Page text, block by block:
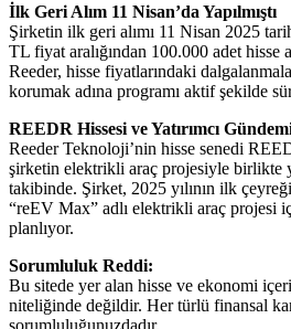
İlk Geri Alım 11 Nisan’da Yapılmıştı
Şirketin ilk geri alımı 11 Nisan 2025
TL fiyat aralığından 100.000 adet hisse
Reeder, hisse fiyatlarındaki
korumak adına programı aktif şekilde
REEDR Hissesi ve Yatırımcı
Reeder Teknoloji’nin hisse senedi
şirketin elektrikli araç projesiyle birlikte
takibinde. Şirket, 2025 yılının ilk
“reEV Max” adlı elektrikli araç projesi
planlıyor.
Sorumluluk Reddi:
Bu sitede yer alan hisse ve ekonomi
niteliğinde değildir. Her türlü finansal
sorumluluğunuzdadır.